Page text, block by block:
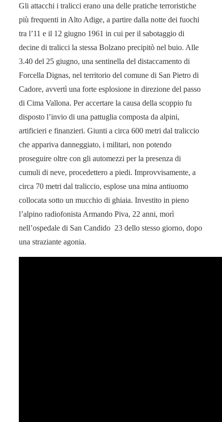
Gli attacchi i tralicci erano una delle pratiche terroristiche
più frequenti in Alto Adige, a partire dalla notte dei fuochi
tra l’11 e il 12 giugno 1961 in cui per il sabotaggio di
decine di tralicci la stessa Bolzano precipitò nel buio. Alle
3.40 del 25 giugno, una sentinella del distaccamento di
Forcella Dignas, nel territorio del comune di San Pietro di
Cadore, avvertì una forte esplosione in direzione del passo
di Cima Vallona. Per accertare la causa della scoppio fu
disposto l’invio di una pattuglia composta da alpini,
artificieri e finanzieri. Giunti a circa 600 metri dal traliccio
che appariva danneggiato, i militari, non potendo
proseguire oltre con gli automezzi per la presenza di
cumuli di neve, procedettero a piedi. Improvvisamente, a
circa 70 metri dal traliccio, esplose una mina antiuomo
collocata sotto un mucchio di ghiaia. Investito in pieno
l’alpino radiofonista Armando Piva, 22 anni, morì
nell’ospedale di San Candido 23 dello stesso giorno, dopo
una straziante agonia.